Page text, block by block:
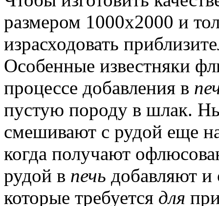
размером 1000х2000 и
израсходовать
Особенные известняки
процессе добавления в
пустую породу в шлак.
смешивают с рудой еще
когда получают
рудой в печь добавляют и
которые требуется для